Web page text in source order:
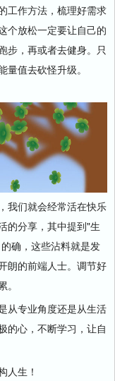
作方法，梳理好需求
个放松一定要让自己的
步，再或者去健身。只
值去砍怪升级。
们就会经常活在快乐
的分享，其中提到"生
确，这些沾料就是发
朗的前端人士。调节好
专业角度还是从生活
的心，不断学习，让自
生！